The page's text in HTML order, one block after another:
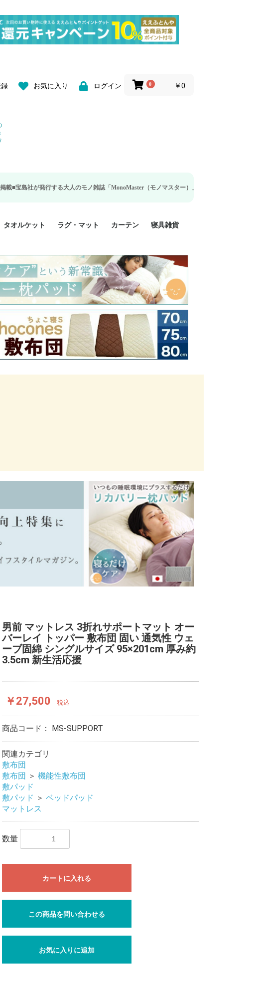
お気に入り ログイン 0 ￥0
る大人のモノ雑誌「MonoMaster（モノマスター）」の疲労回復・睡眠の向上特集に当社の
ジュニア 掛け布団カバー
シングル 掛け布団カバー
シングルロング 掛け布団
カバー
セミダブル 掛け布団カバ
ー
ダブル 掛け布団カバー
ダブルロング 掛け布団カ
バー
クィーン 掛け布団カバー
暖か 掛け布団カバー
ジュニア 敷布団カバー
セミシングル 敷布団カバ
ー
シングル 敷布団カバー
シングルロング 敷布団カ
バー
ダブル 敷布団カバー
35x50cm 枕カバー
43x63cm 枕カバー
50x70cm 枕カバー
シルク 枕カバー
シングル BOXシーツ
シングルロング BOXシー
ツ
セミダブル BOXシーツ
ダブル BOXシーツ
スーパーロング BOXシー
ツ
カバー2点セット
カバー3点セット
の他枕
タオルケット
ハーフサイズ
シングルサイズ
セミダブルサイズ
ダブルサイズ
接触冷感
天然素材 綿100%
ラグ・マット カーテン
既成カーテンのサイズ
遮光カーテン
レース・シアーカーテン
Disney ディズニーカーテ
ン
MOOMIN ムーミンカーテ
ン
PEANUTS ピーナツカー
テン (SNOOPY スヌーピ
ー)
寝具雑貨
美容・化粧品
シルク寝具・雑貨
HURONテクノロジー リ
カバリー寝具
ソファカバー
ひざ掛け
パジャマ
クッション
玄関・フロアーマット
ペット用ベッド
インテリア
その他寝具雑貨
男前 マットレス 3折れサポートマット オー
バーレイ トッパー 敷布団 固い 通気性 ウェ
ーブ固綿 シングルサイズ 95×201cm 厚み約
3.5cm 新生活応援
￥27,500 税込
商品コード： MS-SUPPORT
関連カテゴリ
敷布団
敷布団 ＞ 機能性敷布団
敷パッド
敷パッド ＞ ベッドパッド
マットレス
数量
カートに入れる
この商品を問い合わせる
お気に入りに追加